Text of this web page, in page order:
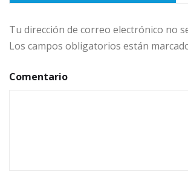
Tu dirección de correo electrónico no
Los campos obligatorios están
Comentario